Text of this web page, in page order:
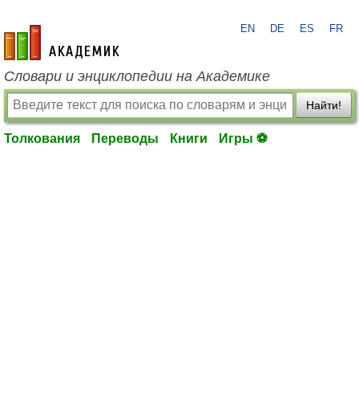
academic.ru
EN DE ES FR
Словари и энциклопедии на Академике
Найти!
Толкования Переводы Книги Игры ⚽